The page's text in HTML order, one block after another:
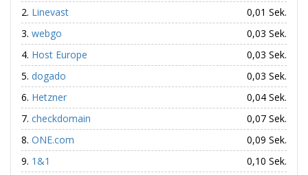
Linevast
0,01 Sek.
webgo
0,03 Sek.
Host Europe
0,03 Sek.
dogado
0,03 Sek.
Hetzner
0,04 Sek.
checkdomain
0,07 Sek.
ONE.com
0,09 Sek.
1&1
0,10 Sek.